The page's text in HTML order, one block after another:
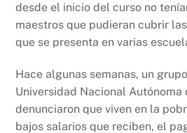
desde el inicio del curso no
maestros que pudieran cubrir
que se presenta en varias
Hace algunas semanas, un
Universidad Nacional Autónoma
denunciaron que viven en la
bajos salarios que reciben, el